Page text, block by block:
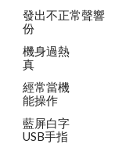
發出不正常聲響
份
機身過熱
真
經常當機
能操作
藍屏白字
USB手指